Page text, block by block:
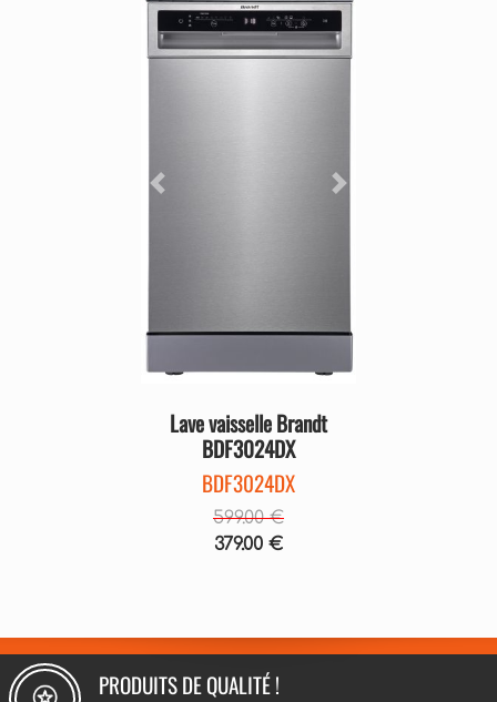
Précédent Suivant
Lave vaisselle Brandt
BDF3024DX
BDF3024DX
599.00 €
379.00 €
PRODUITS DE QUALITÉ !